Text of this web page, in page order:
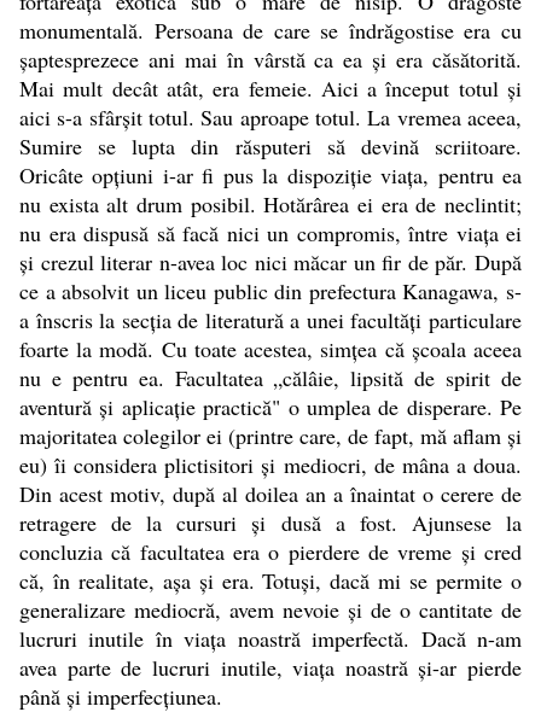
monumentală. Persoana de care se îndrăgostise era cu
şaptesprezece ani mai în vârstă ca ea şi era căsătorită.
Mai mult decât atât, era femeie. Aici a început totul şi
aici s-a sfârşit totul. Sau aproape totul. La vremea aceea,
Sumire se lupta din răsputeri să devină scriitoare.
Oricâte opţiuni i-ar fi pus la dispoziţie viaţa, pentru ea
nu exista alt drum posibil. Hotărârea ei era de neclintit;
nu era dispusă să facă nici un compromis, între viaţa ei
şi crezul literar n-avea loc nici măcar un fir de păr. După
ce a absolvit un liceu public din prefectura Kanagawa, s-
a înscris la secţia de literatură a unei facultăţi particulare
foarte la modă. Cu toate acestea, simţea că şcoala aceea
nu e pentru ea. Facultatea „călâie, lipsită de spirit de
aventură şi aplicaţie practică" o umplea de disperare. Pe
majoritatea colegilor ei (printre care, de fapt, mă aflam şi
eu) îi considera plictisitori şi mediocri, de mâna a doua.
Din acest motiv, după al doilea an a înaintat o cerere de
retragere de la cursuri şi dusă a fost. Ajunsese la
concluzia că facultatea era o pierdere de vreme şi cred
că, în realitate, aşa şi era. Totuşi, dacă mi se permite o
generalizare mediocră, avem nevoie şi de o cantitate de
lucruri inutile în viaţa noastră imperfectă. Dacă n-am
avea parte de lucruri inutile, viaţa noastră şi-ar pierde
până şi imperfecţiunea.